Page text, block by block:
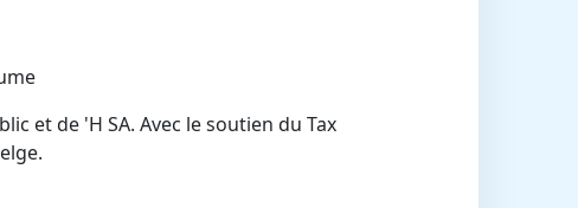
et de 'H SA. Avec le soutien du Tax